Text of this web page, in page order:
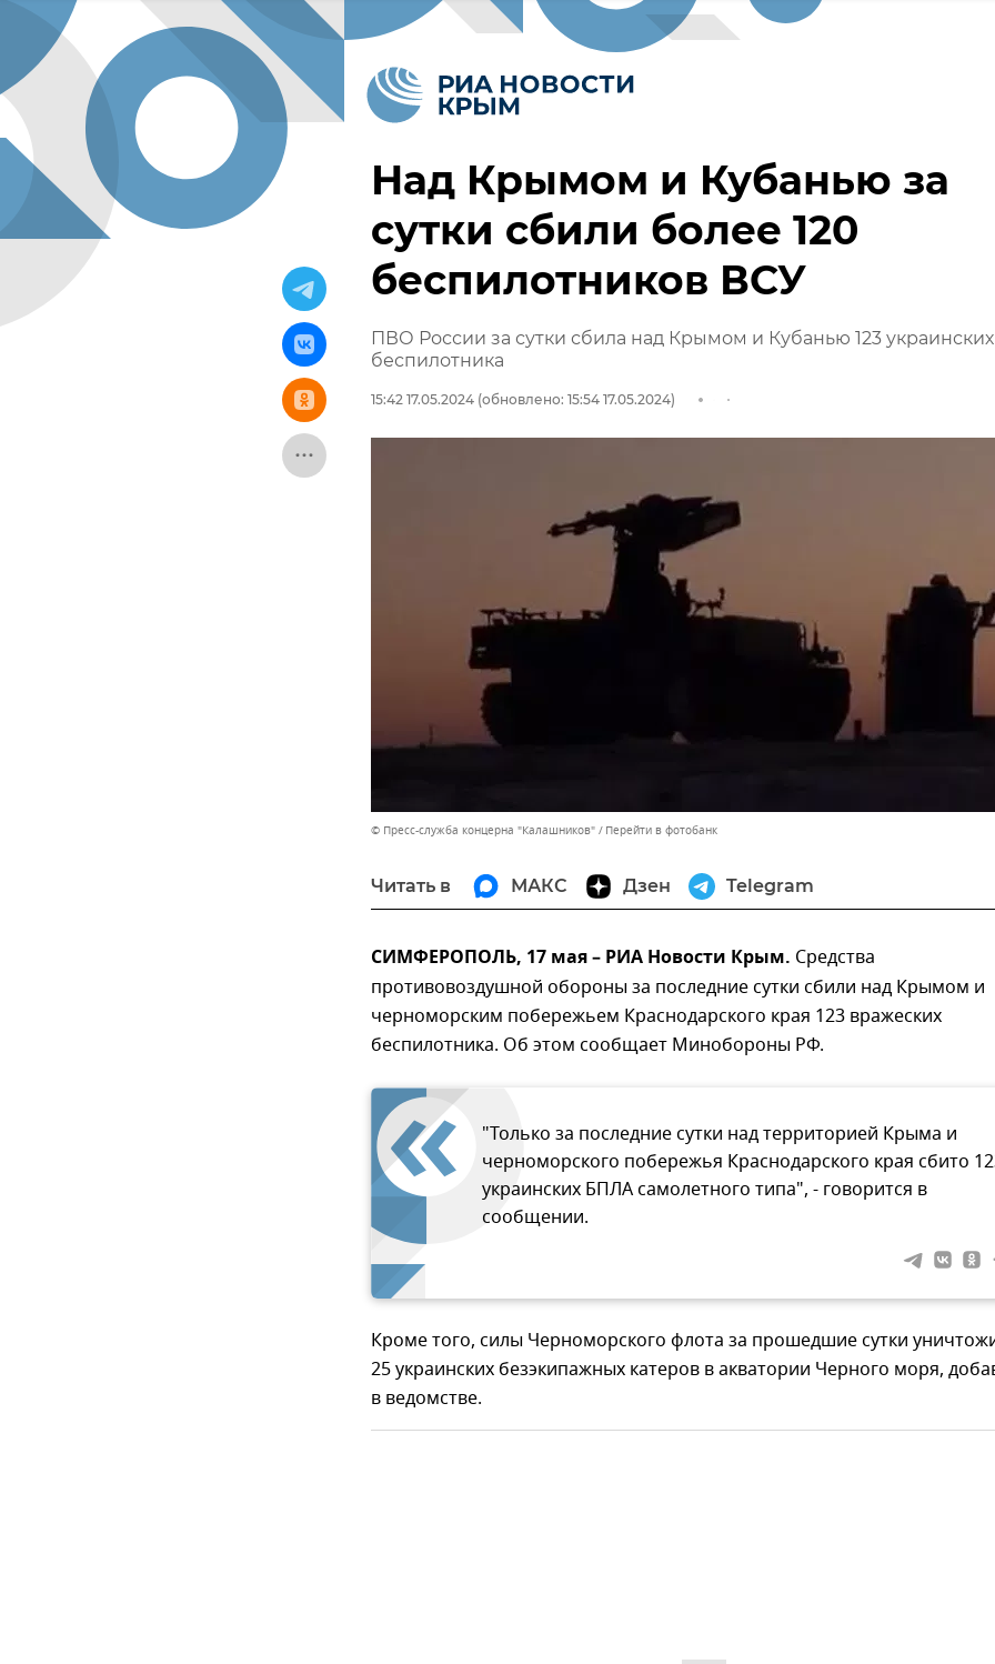
Над Крымом и Кубанью за
сутки сбили более 120
беспилотников ВСУ
ПВО России за сутки сбила над Крымом и Кубанью 123 украинских
беспилотника
15:42 17.05.2024 (обновлено: 15:54 17.05.2024)
© Пресс-служба концерна "Калашников" Перейти в фотобанк
Читать в МАКС Дзен Telegram
СИМФЕРОПОЛЬ, 17 мая – РИА Новости Крым. Средства
противовоздушной обороны за последние сутки сбили над Крымом и
черноморским побережьем Краснодарского края 123 вражеских
беспилотника. Об этом сообщает Минобороны РФ.
"Только за последние сутки над территорией Крыма и
черноморского побережья Краснодарского края сбито
украинских БПЛА самолетного типа", - говорится в
сообщении.
Кроме того, силы Черноморского флота за прошедшие сутки
25 украинских безэкипажных катеров в акватории Черного моря,
в ведомстве.